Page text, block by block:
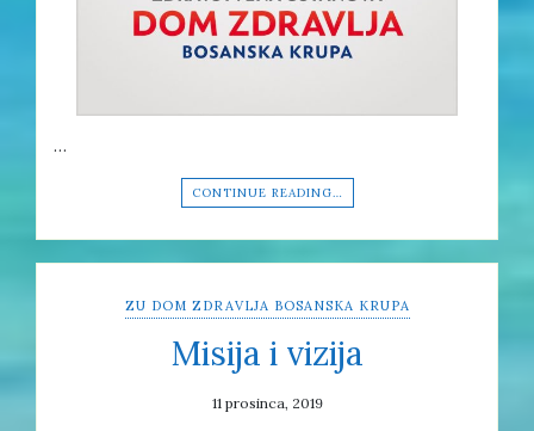
…
CONTINUE READING…
ZU DOM ZDRAVLJA BOSANSKA KRUPA
Misija i vizija
11 prosinca, 2019